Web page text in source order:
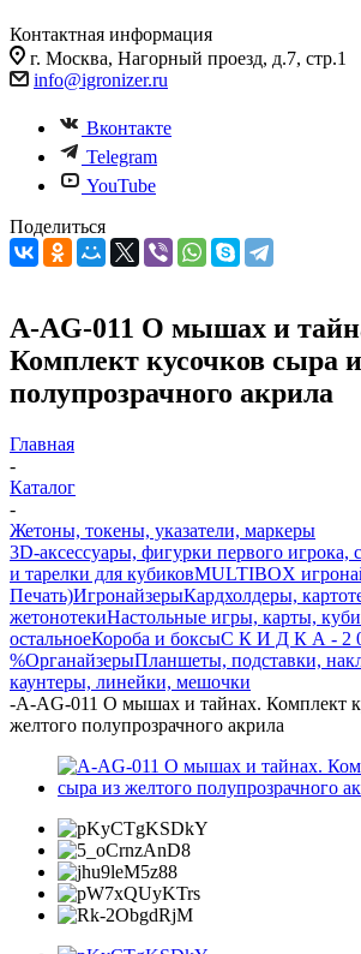
Контактная информация
г. Москва, Нагорный проезд, д.7, стр.1
info@igronizer.ru
Вконтакте
Telegram
YouTube
Поделиться
А-AG-011 О мышах и
Комплект кусочков сыра
полупрозрачного акрила
Главная
-
Каталог
-
Жетоны, токены, указатели, маркеры
3D-аксессуары, фигурки первого игрока,
и тарелки для кубиковMULTIBOX
Печать)ИгронайзерыКардхолдеры,
жетонотекиНастольные игры, карты,
остальноеКороба и боксыС К И Д К А - 2
%ОрганайзерыПланшеты, подставки,
каунтеры, линейки, мешочки
-А-AG-011 О мышах и тайнах. Комплект
желтого полупрозрачного акрила